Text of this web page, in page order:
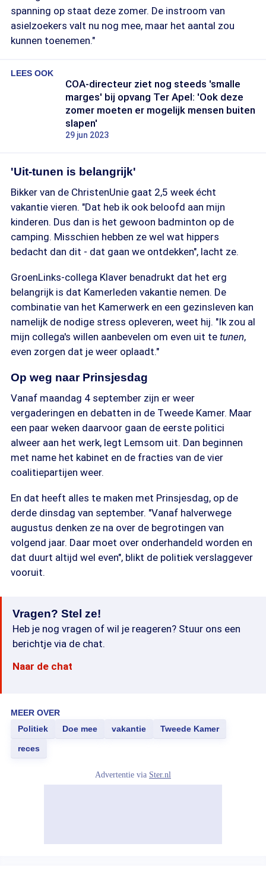
spanning op staat deze zomer. De instroom van
asielzoekers valt nu nog mee, maar het aantal zou
kunnen toenemen."
LEES OOK
COA-directeur ziet nog steeds 'smalle
marges' bij opvang Ter Apel: 'Ook deze
zomer moeten er mogelijk mensen buiten
slapen'
29 jun 2023
'Uit-tunen is belangrijk'
Bikker van de ChristenUnie gaat 2,5 week écht
vakantie vieren. "Dat heb ik ook beloofd aan mijn
kinderen. Dus dan is het gewoon badminton op de
camping. Misschien hebben ze wel wat hippers
bedacht dan dit - dat gaan we ontdekken", lacht ze.
GroenLinks-collega Klaver benadrukt dat het erg
belangrijk is dat Kamerleden vakantie nemen. De
combinatie van het Kamerwerk en een gezinsleven kan
namelijk de nodige stress opleveren, weet hij. "Ik zou al
mijn collega's willen aanbevelen om even uit te tunen,
even zorgen dat je weer oplaadt."
Op weg naar Prinsjesdag
Vanaf maandag 4 september zijn er weer
vergaderingen en debatten in de Tweede Kamer. Maar
een paar weken daarvoor gaan de eerste politici
alweer aan het werk, legt Lemsom uit. Dan beginnen
met name het kabinet en de fracties van de vier
coalitiepartijen weer.
En dat heeft alles te maken met Prinsjesdag, op de
derde dinsdag van september. "Vanaf halverwege
augustus denken ze na over de begrotingen van
volgend jaar. Daar moet over onderhandeld worden en
dat duurt altijd wel even", blikt de politiek verslaggever
vooruit.
Vragen? Stel ze!
Heb je nog vragen of wil je reageren? Stuur ons een
berichtje via de chat.
Naar de chat
MEER OVER
Politiek
Doe mee vakantie Tweede Kamer
reces
Advertentie via Ster.nl